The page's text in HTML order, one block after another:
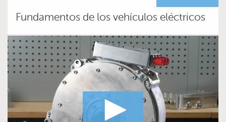
Fundamentos de los vehículos eléctricos